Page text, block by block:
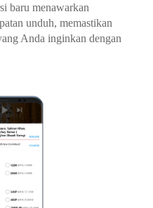
baru menawarkan
unduh, memastikan
Anda inginkan dengan